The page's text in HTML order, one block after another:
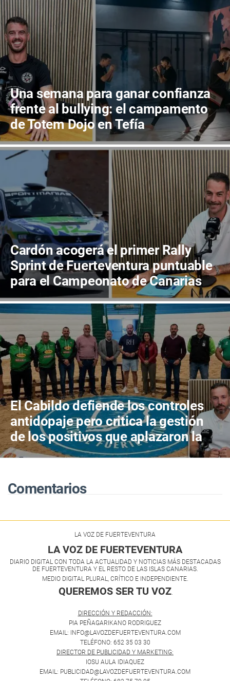
Una semana para ganar confianza
frente al bullying: el campamento
de Totem Dojo en Tefía
Cardón acogerá el primer Rally
Sprint de Fuerteventura puntuable
para el Campeonato de Canarias
El Cabildo defiende los controles
antidopaje pero critica la gestión
de los positivos que aplazaron la
final de lucha canaria en
Comentarios
LA VOZ DE FUERTEVENTURA
LA VOZ DE FUERTEVENTURA
DIARIO DIGITAL CON TODA LA ACTUALIDAD Y NOTICIAS MÁS DESTACADAS
DE FUERTEVENTURA Y EL RESTO DE LAS ISLAS CANARIAS.
MEDIO DIGITAL PLURAL, CRÍTICO E INDEPENDIENTE.
QUEREMOS SER TU VOZ
DIRECCIÓN Y REDACCIÓN:
PIA PEÑAGARIKANO RODRIGUEZ
EMAIL: INFO@LAVOZDEFUERTEVENTURA.COM
TELÉFONO: 652 35 03 30
DIRECTOR DE PUBLICIDAD Y MARKETING:
IOSU AULA IDIAQUEZ
EMAIL: PUBLICIDAD@LAVOZDEFUERTEVENTURA.COM